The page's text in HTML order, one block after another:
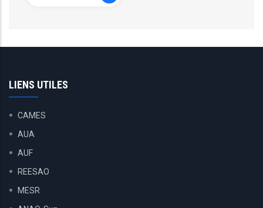
LIENS UTILES
CAMES
AUA
AUF
REESAO
MESR